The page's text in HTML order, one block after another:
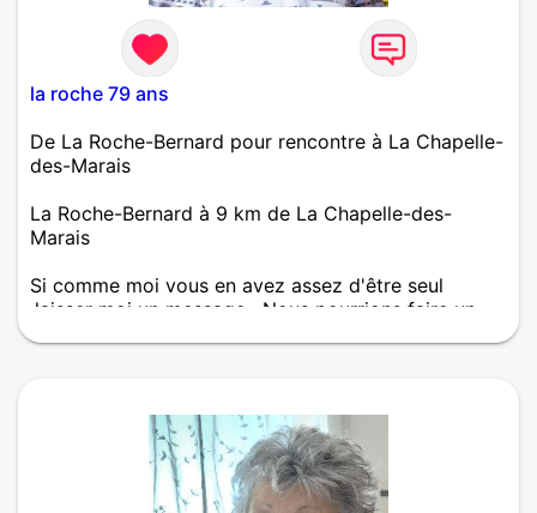
la roche 79 ans
De La Roche-Bernard pour rencontre à La Chapelle-
des-Marais
La Roche-Bernard à 9 km de La Chapelle-des-
Marais
Si comme moi vous en avez assez d'être seul
,laisser moi un message . Nous pourrions faire un